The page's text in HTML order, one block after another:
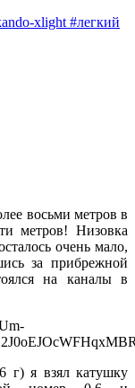
xlight #легкий
восьми метров в
метров! Низовка
очень мало,
за прибрежной
на каналы в
г) я взял катушку